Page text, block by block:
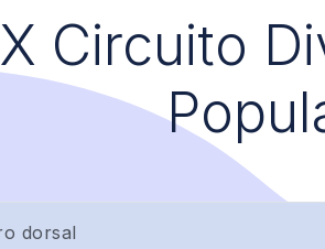
X Circuito